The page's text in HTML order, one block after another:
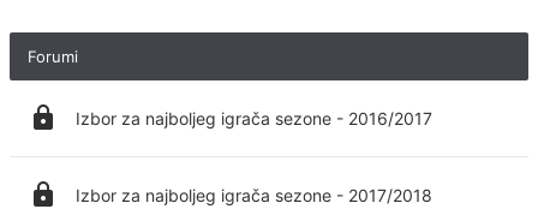
Forumi
Izbor za najboljeg igrača sezone - 2016/2017
Izbor za najboljeg igrača sezone - 2017/2018